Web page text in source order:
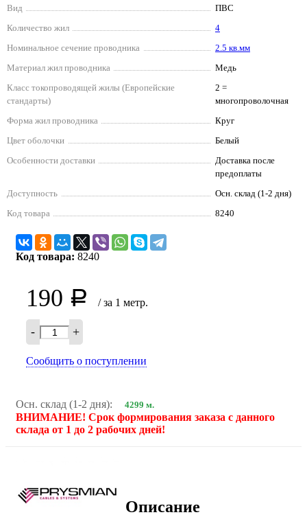
Вид
ПВС
Количество жил
4
Номинальное сечение проводника
2.5 кв.мм
Материал жил проводника
Медь
Класс токопроводящей жилы (Европейские
стандарты)
2 =
многопроволочная
Форма жил проводника
Круг
Цвет оболочки
Белый
Особенности доставки
Доставка после
предоплаты
Доступность
Осн. склад (1-2 дня)
Код товара
8240
Код товара: 8240
190 Р / за 1 метр.
- +
Сообщить о поступлении
Осн. склад (1-2 дня): 4299 м.
ВНИМАНИЕ! Срок формирования заказа с данного
склада от 1 до 2 рабочих дней!
Описание